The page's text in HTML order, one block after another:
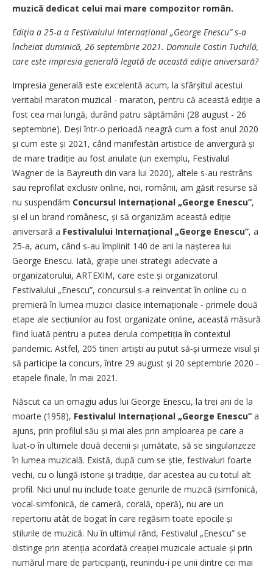
muzică dedicat celui mai mare compozitor român.
Ediţia a 25‑a a Festivalului Internațional „George Enescu” s‑a
încheiat duminică, 26 septembrie 2021. Domnule Costin Tuchilă,
care este impresia generală legată de această ediţie aniversară?
Impresia generală este excelentă acum, la sfârșitul acestui
veritabil maraton muzical - maraton, pentru că această ediție a
fost cea mai lungă, durând patru săptămâni (28 august - 26
septembrie). Deși într‑o perioadă neagră cum a fost anul 2020
și cum este și 2021, când manifestări artistice de anvergură și
de mare tradiție au fost anulate (un exemplu, Festivalul
Wagner de la Bayreuth din vara lui 2020), altele s‑au restrâns
sau reprofilat exclusiv online, noi, românii, am găsit resurse să
nu suspendăm Concursul Internațional „George Enescu”,
și el un brand românesc, și să organizăm această ediție
aniversară a Festivalului Internațional „George Enescu”, a
25‑a, acum, când s‑au împlinit 140 de ani la nașterea lui
George Enescu. Iată, grație unei strategii adecvate a
organizatorului, ARTEXIM, care este și organizatorul
Festivalului „Enescu”, concursul s‑a reinventat în online cu o
premieră în lumea muzicii clasice internaționale - primele două
etape ale secțiunilor au fost organizate online, această măsură
fiind luată pentru a putea derula competiția în contextul
pandemic. Astfel, 205 tineri artiști au putut să‑și urmeze visul și
să participe la concurs, între 29 august și 20 septembrie 2020 -
etapele finale, în mai 2021.
Născut ca un omagiu adus lui George Enescu, la trei ani de la
moarte (1958), Festivalul Internațional „George Enescu” a
ajuns, prin profilul său și mai ales prin amploarea pe care a
luat‑o în ultimele două decenii și jumătate, să se singularizeze
în lumea muzicală. Există, după cum se știe, festivaluri foarte
vechi, cu o lungă istorie și tradiție, dar acestea au cu totul alt
profil. Nici unul nu include toate genurile de muzică (simfonică,
vocal‑simfonică, de cameră, corală, operă), nu are un
repertoriu atât de bogat în care regăsim toate epocile și
stilurile de muzică. Nu în ultimul rând, Festivalul „Enescu” se
distinge prin atenția acordată creației muzicale actuale și prin
numărul mare de participanți, reunindu-i pe unii dintre cei mai